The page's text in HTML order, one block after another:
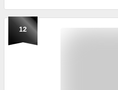
12